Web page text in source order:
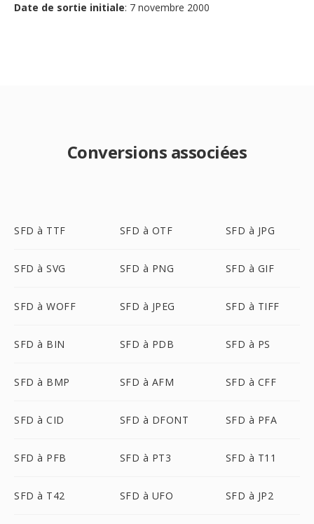
Date de sortie initiale: 7 novembre 2000
Conversions associées
SFD à TTF SFD à OTF SFD à JPG
SFD à SVG SFD à PNG SFD à GIF
SFD à WOFF SFD à JPEG SFD à TIFF
SFD à BIN SFD à PDB SFD à PS
SFD à BMP SFD à AFM SFD à CFF
SFD à CID SFD à DFONT SFD à PFA
SFD à PFB SFD à PT3 SFD à T11
SFD à T42 SFD à UFO SFD à JP2